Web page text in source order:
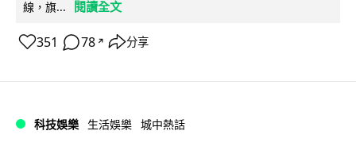
線，旗... 閱讀全文
351 78 ↗ 分享
科技娛樂 生活娛樂 城中熱話